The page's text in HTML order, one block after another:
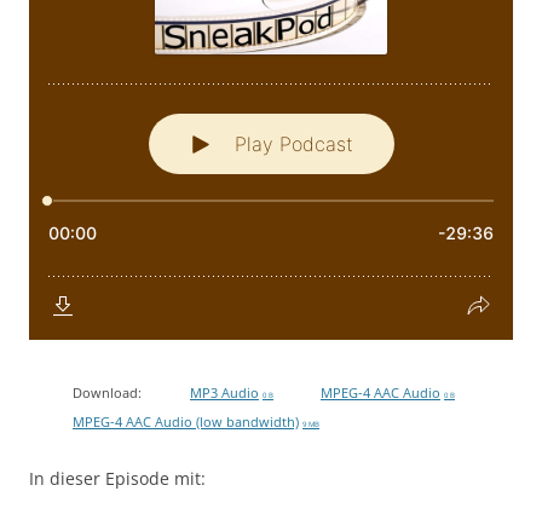
Download: MP3 Audio 0 B MPEG-4 AAC Audio 0 B
MPEG-4 AAC Audio (low bandwidth) 9 MB
In dieser Episode mit: